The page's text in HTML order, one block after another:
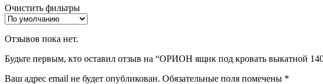
Очистить фильтры
Отзывов пока нет.
Будьте первым, кто оставил отзыв на “ОРИОН ящик под кровать выкатной
Ваш адрес email не будет опубликован. Обязательные поля помечены *